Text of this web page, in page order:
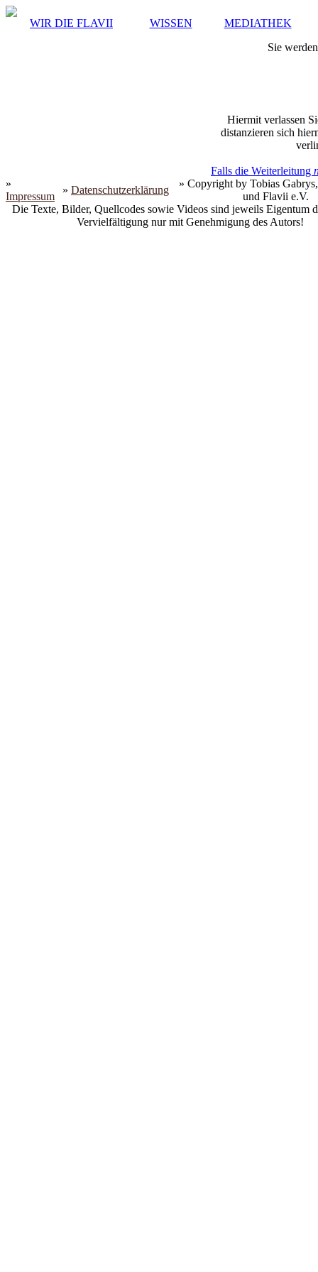
WIR DIE FLAVII WISSEN
MEDIATHEK
Sie
Hiermit verlassen
distanzieren sich
Falls die Weiterleitung
»
Impressum
» Datenschutzerklärung
» Copyright by Tobias
und Flavii e.V.
Die Texte, Bilder, Quellcodes sowie Videos sind jeweils Eigentum
Vervielfältigung nur mit Genehmigung des Autors!